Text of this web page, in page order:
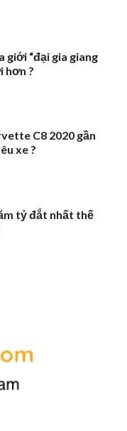
giới “đại gia giang
hơn ?
C8 2020 gần
xe ?
tỷ đắt nhất thế